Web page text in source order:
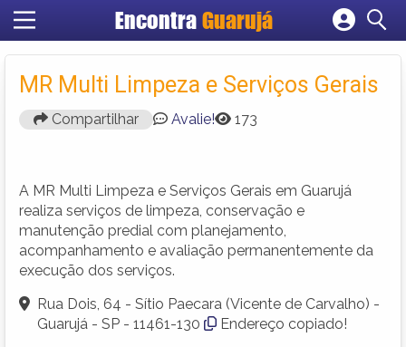
Encontra Guarujá
Cadastrar empresa
Criar conta
MR Multi Limpeza e Serviços Gerais
Compartilhar Avalie! 173
A MR Multi Limpeza e Serviços Gerais em Guarujá
realiza serviços de limpeza, conservação e
manutenção predial com planejamento,
acompanhamento e avaliação permanentemente da
execução dos serviços.
Rua Dois, 64 - Sítio Paecara (Vicente de Carvalho) -
Guarujá - SP - 11461-130
Endereço copiado!